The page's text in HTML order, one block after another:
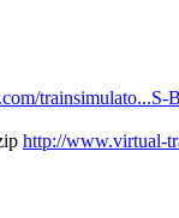
trainsimulato...S-
http://www.virtual-